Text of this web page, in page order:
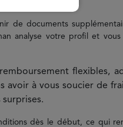
de documents
analyse votre profil et
flexibles,
à vous soucier de
dès le début, ce qui